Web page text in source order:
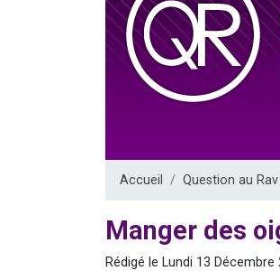
Accueil Question au Rav
Manger des
Rédigé le Lundi 13 Décembre